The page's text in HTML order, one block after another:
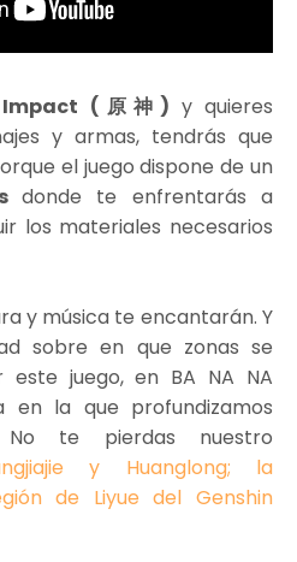
Impact (原神) y quieres
y armas, tendrás que
el juego dispone de un
donde te enfrentarás a
los materiales necesarios
y música te encantarán. Y
sobre en que zonas se
juego, en BA NA NA
en la que profundizamos
te pierdas nuestro
y Huanglong; la
de Liyue del Genshin